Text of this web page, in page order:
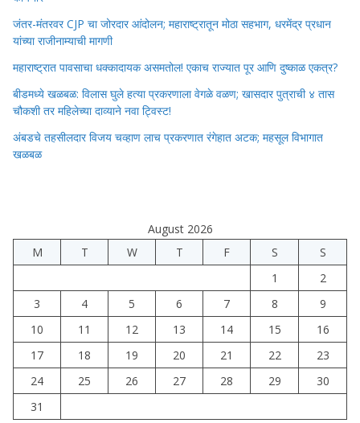
जंतर-मंतरवर CJP चा जोरदार आंदोलन; महाराष्ट्रातून मोठा सहभाग, धरमेंद्र प्रधान
यांच्या राजीनाम्याची मागणी
महाराष्ट्रात पावसाचा धक्कादायक असमतोल! एकाच राज्यात पूर आणि दुष्काळ एकत्र?
बीडमध्ये खळबळ: विलास घुले हत्या प्रकरणाला वेगळे वळण; खासदार पुत्राची ४ तास
चौकशी तर महिलेच्या दाव्याने नवा ट्विस्ट!
अंबडचे तहसीलदार विजय चव्हाण लाच प्रकरणात रंगेहात अटक; महसूल विभागात
खळबळ
August 2026
M
T W T F S
S
1
2
3
4 5 6 7 8
9
10
11 12 13 14 15
16
17
18 19 20 21 22
23
24
25 26 27 28 29
30
31